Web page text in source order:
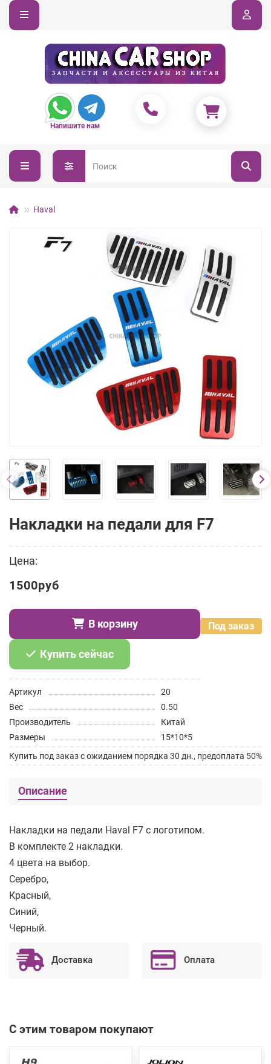
Напишите нам
Haval
Накладки на педали для F7
Цена:
1500руб
Под заказ
В корзину
Купить сейчас
Артикул
20
Вес
0.50
Производитель
Китай
Размеры
15*10*5
Купить под заказ с ожиданием порядка 30 дн., предоплата 50%
Описание
Накладки на педали Haval F7 с логотипом.
В комплекте 2 накладки.
4 цвета на выбор.
Серебро,
Красный,
Синий,
Черный.
Доставка Оплата
С этим товаром покупают